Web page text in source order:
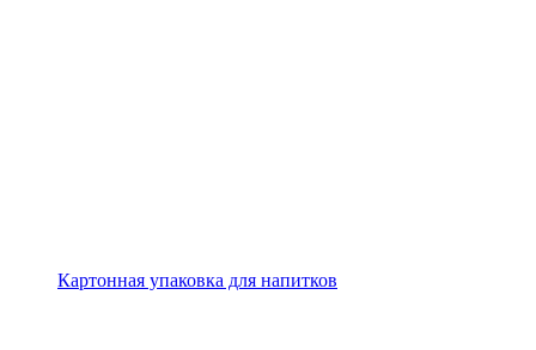
Картонная упаковка для напитков